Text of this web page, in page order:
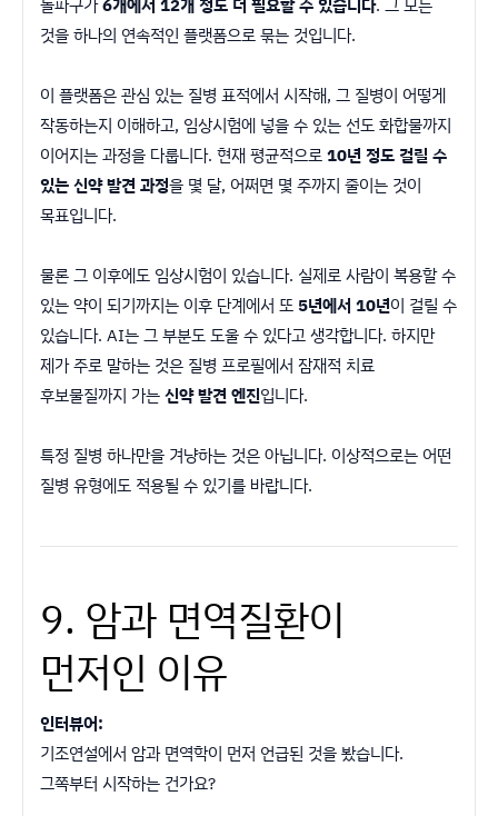
것을 하나의 연속적인 플랫폼으로 묶는 것입니다.
이 플랫폼은 관심 있는 질병 표적에서 시작해, 그 질병이 어떻게
작동하는지 이해하고, 임상시험에 넣을 수 있는 선도 화합물까지
이어지는 과정을 다룹니다. 현재 평균적으로10년 정도 걸릴 수
있는 신약 발견 과정을 몇 달, 어쩌면 몇 주까지 줄이는 것이
목표입니다.
물론 그 이후에도 임상시험이 있습니다. 실제로 사람이 복용할 수
있는 약이 되기까지는 이후 단계에서 또 5년에서 10년이 걸릴 수
있습니다. AI는 그 부분도 도울 수 있다고 생각합니다. 하지만
제가 주로 말하는 것은 질병 프로필에서 잠재적 치료
후보물질까지 가는신약 발견 엔진입니다.
특정 질병 하나만을 겨냥하는 것은 아닙니다. 이상적으로는 어떤
질병 유형에도 적용될 수 있기를 바랍니다.
9. 암과 면역질환이
먼저인 이유
인터뷰어:
기조연설에서 암과 면역학이 먼저 언급된 것을 봤습니다.
그쪽부터 시작하는 건가요?